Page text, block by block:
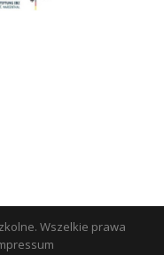
Wszelkie prawa